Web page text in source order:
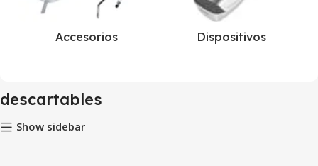
Accesorios Dispositivos
descartables
Show sidebar